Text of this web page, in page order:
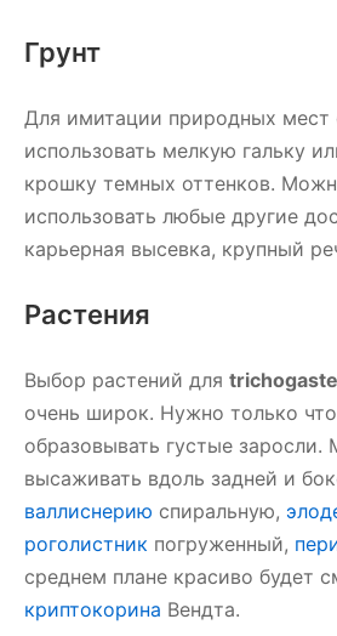
Грунт
Для имитации природных мест
использовать мелкую гальку
крошку темных оттенков.
использовать любые другие
карьерная высевка, крупный
Растения
Выбор растений для
очень широк. Нужно только
образовывать густые заросли.
высаживать вдоль задней и
валлиснерию спиральную,
роголистник погруженный,
среднем плане красиво будет
криптокорина Вендта.